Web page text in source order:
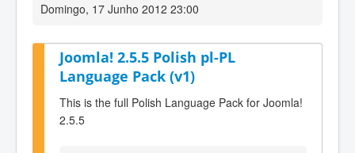
Domingo, 17 Junho 2012 23:00
Joomla! 2.5.5 Polish pl-PL
Language Pack (v1)
This is the full Polish Language Pack for Joomla!
2.5.5